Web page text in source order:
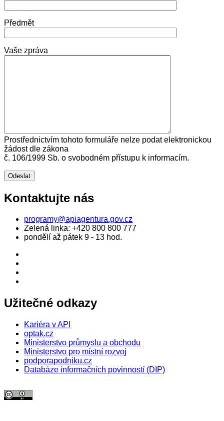
Předmět
Vaše zpráva
Prostřednictvím tohoto formuláře nelze podat elektronickou
žádost dle zákona
č. 106/1999 Sb. o svobodném přístupu k informacím.
Kontaktujte nás
programy@apiagentura.gov.cz
Zelená linka: +420 800 800 777
pondělí až pátek 9 - 13 hod.
Užitečné odkazy
Kariéra v API
optak.cz
Ministerstvo průmyslu a obchodu
Ministerstvo pro místní rozvoj
podporapodniku.cz
Databáze informačních povinností (DIP)